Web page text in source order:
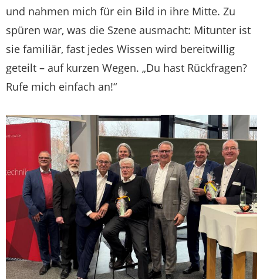
und nahmen mich für ein Bild in ihre Mitte. Zu
spüren war, was die Szene ausmacht: Mitunter ist
sie familiär, fast jedes Wissen wird bereitwillig
geteilt – auf kurzen Wegen. „Du hast Rückfragen?
Rufe mich einfach an!“